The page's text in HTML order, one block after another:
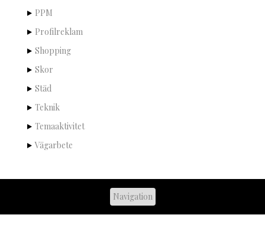
PPM
Profilreklam
Shopping
Skor
Städ
Teknik
Temaaktivitet
Vägarbete